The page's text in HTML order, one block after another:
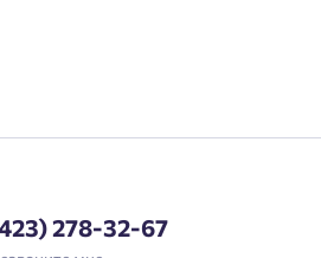
278-32-67